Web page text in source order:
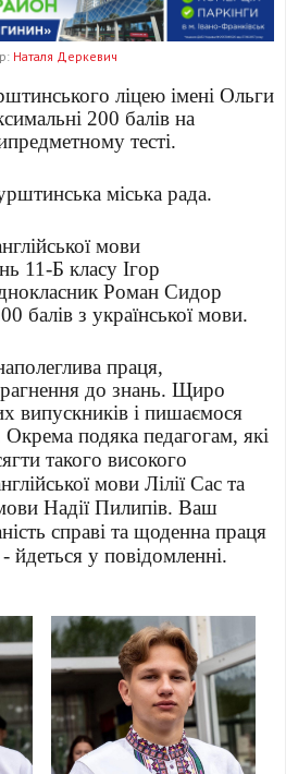
Наталя Деркевич
ліцею імені Ольги
200 балів на
тесті.
міська рада.
мови
11-Б класу Ігор
Роман Сидор
балів з української мови.
праця,
до знань. Щиро
випускників і пишаємося
Окрема подяка педагогам, які
такого високого
мови Лілії Сас та
Надії Пилипів. Ваш
справі та щоденна праця
йдеться у повідомленні.